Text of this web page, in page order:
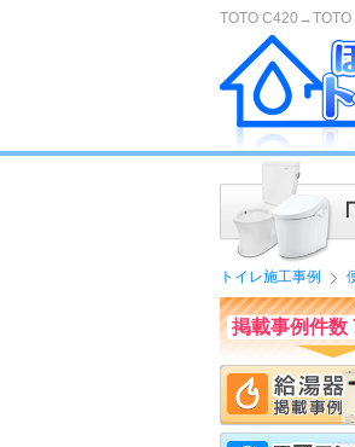
TOTO C420→TOTO
トイレ施工事例
掲載事例件数